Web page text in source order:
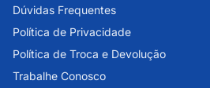
Dúvidas Frequentes
Política de Privacidade
Política de Troca e Devolução
Trabalhe Conosco